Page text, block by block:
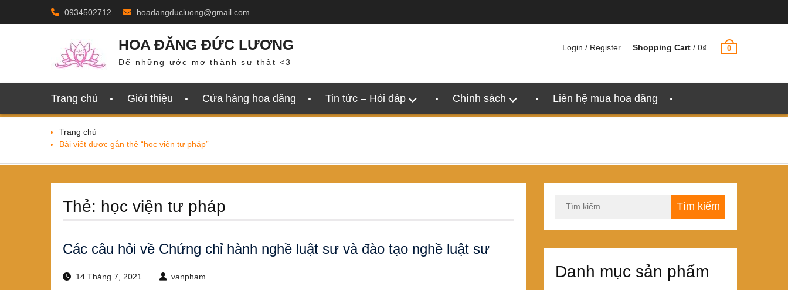
0934502712 hoadangducluong@gmail.com
HOA ĐĂNG ĐỨC LƯƠNG
Để những ước mơ thành sự thật <3
Login / Register Shopping Cart / 0₫ 0
Trang chủ Giới thiệu Cửa hàng hoa đăng Tin tức – Hỏi đáp Chính sách Liên hệ mua hoa đăng
Trang chủ
Bài viết được gắn thẻ “học viện tư pháp”
Thẻ: học viện tư pháp
Các câu hỏi về Chứng chỉ hành nghề luật sư và đào tạo nghề luật sư
14 Tháng 7, 2021 vanpham
kiếm
Danh mục sản phẩm